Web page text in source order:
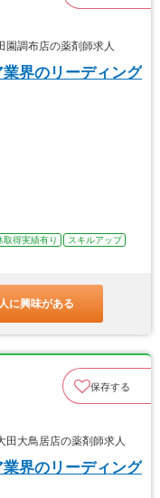
調布店の薬剤師求人
業界のリーディング
取得実績有り
スキルアップ
に興味がある
保存する
大鳥居店の薬剤師求人
業界のリーディング